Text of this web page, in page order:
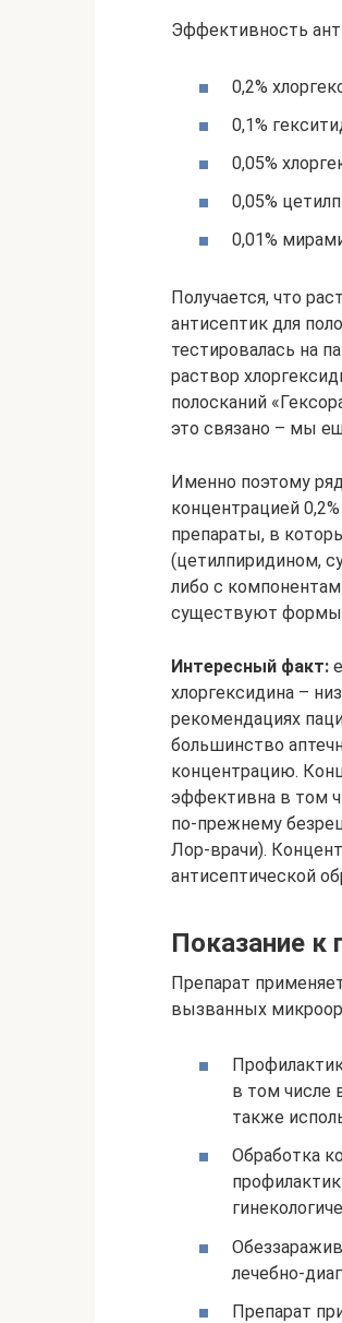
Эффективность
0,2%
0,1%
0,05%
0,05%
0,01%
Получается, что
антисептик для
тестировалась на
раствор
полосканий
это связано – мы
Именно поэтому
концентрацией
препараты, в
(цетилпиридином,
либо с
существуют формы
Интересный факт:
хлоргексидина –
рекомендациях
большинство
концентрацию.
эффективна в том
по-прежнему
Лор-врачи).
антисептической
Показание к
Препарат
вызванных
в том числе
также
Обработка
лечебно-
Препарат